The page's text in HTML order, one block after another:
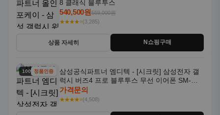
8 클래식 블루투스
540,500원569,000원
★★★★⭐(3,285)
상품 자세히 N쇼핑구매
100% 할인
정품인증
삼성공식파트너 엠디텍 - [시크릿] 삼성전자 갤
럭시 버즈4 프로 블루투스 무선 이어폰 SM-
R640N
가격문의
★★★★⭐(4,508)